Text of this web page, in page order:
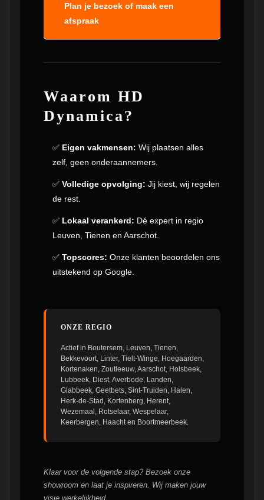
Plan je bezoek of maak een
afspraak
Waarom HD
Dynamica?
✅ Eigen vakmensen: Wij plaatsen alles
zelf, geen onderaannemers.
✅ Volledige opvolging: Jij kiest, wij regelen
de rest.
✅ Lokaal verankerd: Dé expert in regio
Leuven, Tienen en Aarschot.
✅ Topscores: Onze klanten beoordelen ons
uitstekend op Google.
ONZE REGIO
Actief in Boutersem, Leuven, Tienen,
Bekkevoort, Linter, Tielt-Winge, Hoegaarden,
Kortenaken, Zoutleeuw, Aarschot, Holsbeek,
Lubbeek, Diest, Averbode, Landen,
Glabbeek, Geetbets, Sint-Truiden, Halen,
Herk-de-Stad, Kortenberg, Herent,
Wezemaal, Rotselaar, Wespelaar,
Keerbergen, Haacht en Boortmeerbeek.
Klaar voor de volgende stap? Bezoek onze
showroom en laat je inspireren. Wij maken jouw
visie werkelijkheid.